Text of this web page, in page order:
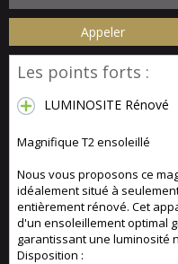
Appeler
Les points forts :
LUMINOSITE Rénové
Magnifique T2 ensoleillé
Nous vous proposons ce
idéalement situé à
entièrement rénové. Cet
d'un ensoleillement optimal
garantissant une luminosité
Disposition :